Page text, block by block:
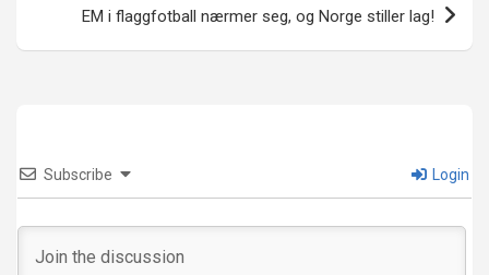
EM i flaggfotball nærmer seg, og Norge stiller lag!
Subscribe Login